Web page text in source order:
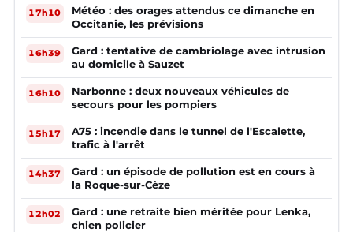
17h10
Météo : des orages attendus ce dimanche en
Occitanie, les prévisions
16h39
Gard : tentative de cambriolage avec intrusion
au domicile à Sauzet
16h10
Narbonne : deux nouveaux véhicules de
secours pour les pompiers
15h17
A75 : incendie dans le tunnel de l'Escalette,
trafic à l'arrêt
14h37
Gard : un épisode de pollution est en cours à
la Roque-sur-Cèze
12h02
Gard : une retraite bien méritée pour Lenka,
chien policier